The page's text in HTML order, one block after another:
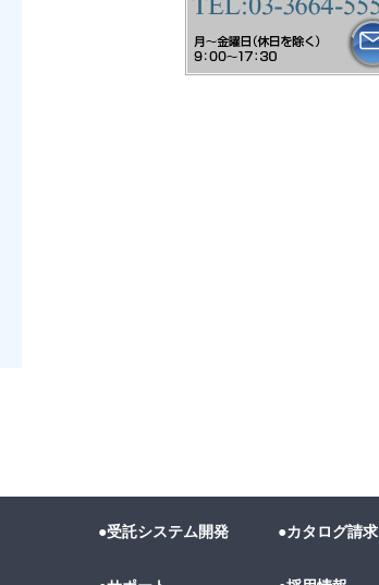
●受託システム開発 ●カタログ請求